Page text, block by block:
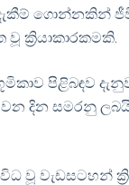
ගොන්නකින්
ක්‍රියාකාරකමකි.
පිළිබඳව
වන දින සමරනු
වූ වැඩසටහන්